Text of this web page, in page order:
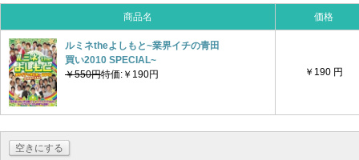
商品名 価格
ルミネtheよしもと~業界イチの青田
買い2010 SPECIAL~
￥550円特価:￥190円 ￥190 円
空きにする